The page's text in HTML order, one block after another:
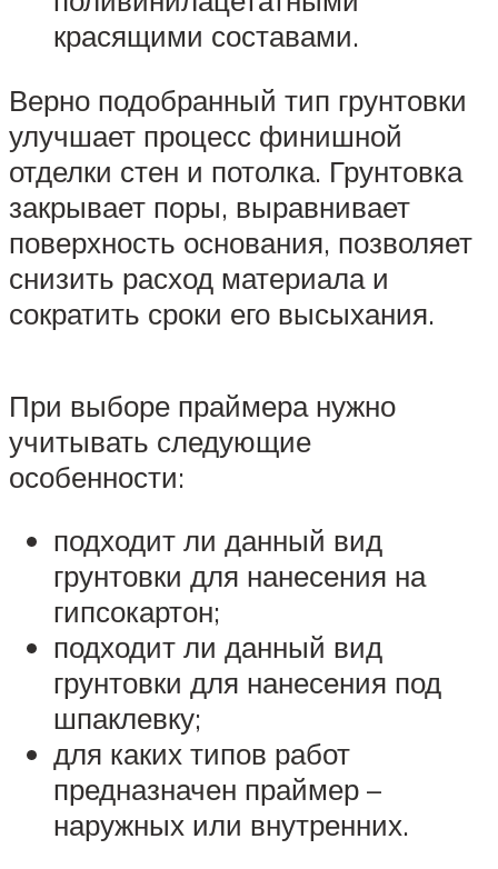
красящими составами.
Верно подобранный тип грунтовки
улучшает процесс финишной
отделки стен и потолка. Грунтовка
закрывает поры, выравнивает
поверхность основания, позволяет
снизить расход материала и
сократить сроки его высыхания.
При выборе праймера нужно
учитывать следующие
особенности:
подходит ли данный вид
грунтовки для нанесения на
гипсокартон;
подходит ли данный вид
грунтовки для нанесения под
шпаклевку;
для каких типов работ
предназначен праймер –
наружных или внутренних.